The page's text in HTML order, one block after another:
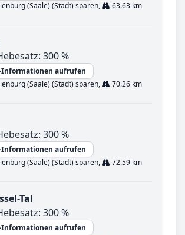
(Saale) (Stadt) sparen,
63.63 km
300 %
aufrufen
(Saale) (Stadt) sparen,
70.26 km
300 %
aufrufen
(Saale) (Stadt) sparen,
72.59 km
Tal
300 %
aufrufen